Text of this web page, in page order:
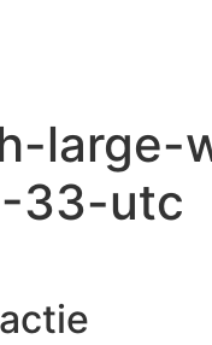
large-
33-utc